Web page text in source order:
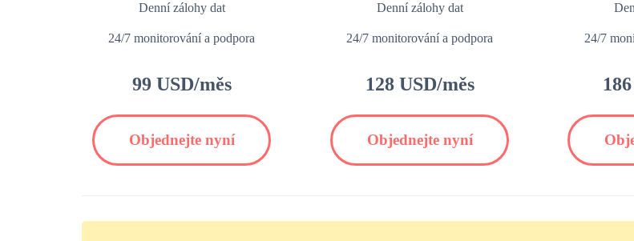
Denní zálohy dat
24/7 monitorování a podpora
99 USD/měs
Objednejte nyní
Denní zálohy dat
24/7 monitorování a podpora
128 USD/měs
Objednejte nyní
24/7